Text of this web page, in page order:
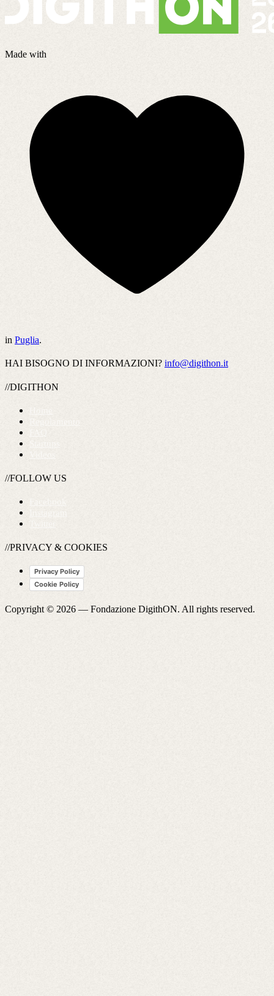
Made with
in Puglia.
HAI BISOGNO DI INFORMAZIONI? info@digithon.it
//DIGITHON
//FOLLOW US
//PRIVACY & COOKIES
Privacy Policy
Cookie Policy
Copyright © 2026 —Fondazione DigithON. All rights reserved.